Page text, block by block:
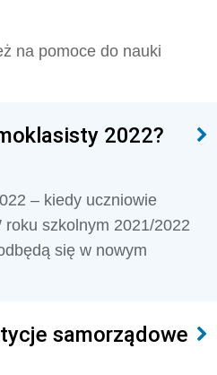
na pomoce do nauki
2022?
– kiedy uczniowie
szkolnym 2021/2022
się w nowym
samorządowe